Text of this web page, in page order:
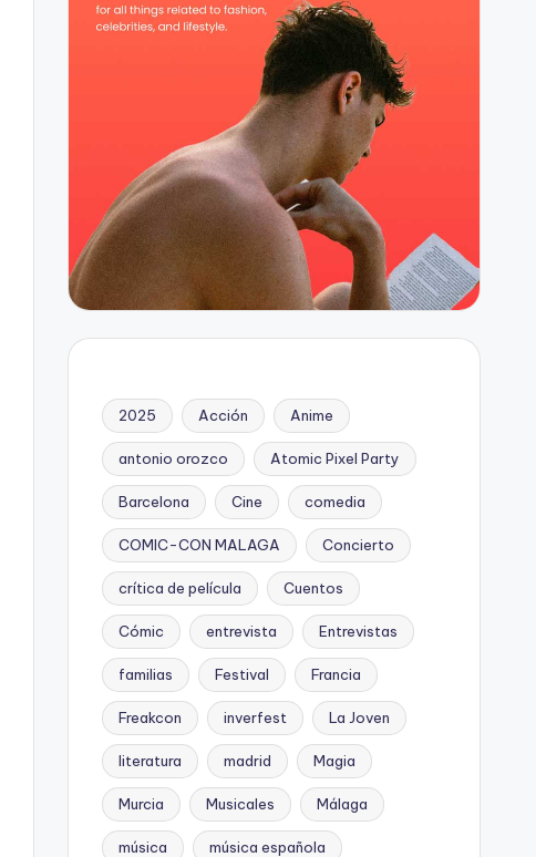
2025 Acción Anime
antonio orozco Atomic Pixel Party
Barcelona Cine comedia
COMIC-CON MALAGA Concierto
crítica de película Cuentos
Cómic entrevista Entrevistas
familias Festival Francia
Freakcon inverfest La Joven
literatura madrid Magia
Murcia Musicales Málaga
música música española